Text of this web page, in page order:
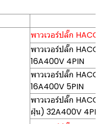
พาวเวอร์ปลั๊ก
พาวเวอร์ปลั๊ก
16A400V 4PIN
พาวเวอร์ปลั๊ก
16A400V 5PIN
พาวเวอร์ปลั๊ก
ฝุ่น) 32A400V 4PIN